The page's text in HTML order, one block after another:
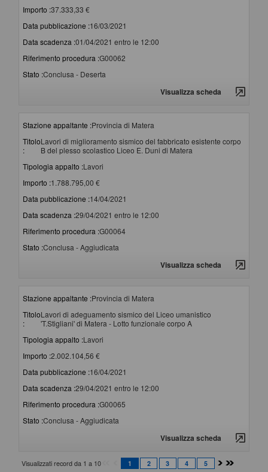
Importo :37.333,33 €
Data pubblicazione :16/03/2021
Data scadenza :01/04/2021 entro le 12:00
Riferimento procedura :G00062
Stato :Conclusa - Deserta
Visualizza scheda
Stazione appaltante :Provincia di Matera
Titolo
:
Lavori di miglioramento sismico del fabbricato esistente corpo
B del plesso scolastico Liceo E. Duni di Matera
Tipologia appalto :Lavori
Importo :1.788.795,00 €
Data pubblicazione :14/04/2021
Data scadenza :29/04/2021 entro le 12:00
Riferimento procedura :G00064
Stato :Conclusa - Aggiudicata
Visualizza scheda
Stazione appaltante :Provincia di Matera
Titolo
:
Lavori di adeguamento sismico del Liceo umanistico
'T.Stigliani' di Matera - Lotto funzionale corpo A
Tipologia appalto :Lavori
Importo :2.002.104,56 €
Data pubblicazione :16/04/2021
Data scadenza :29/04/2021 entro le 12:00
Riferimento procedura :G00065
Stato :Conclusa - Aggiudicata
Visualizza scheda
Visualizzati record da 1 a 10